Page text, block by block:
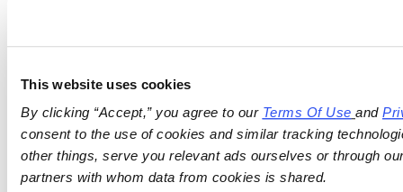
This website uses cookies
By clicking “Accept,” you agree to our Terms Of Use and
consent to the use of cookies and similar tracking
other things, serve you relevant ads ourselves or through
partners with whom data from cookies is shared.
setzen Sie sich bitte mit uns in Verbindung, und wir werden
und zu löschen.
Do Not Track-Signale
Do Not Track (DNT") ist eine Datenschutzeinstellung im
Browser, die Nutzer so einstellen können, dass ihr